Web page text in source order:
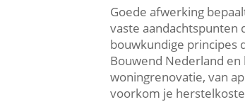
Goede afwerking
vaste aandachtspunten
bouwkundige principes
Bouwend Nederland
woningrenovatie, van
voorkom je